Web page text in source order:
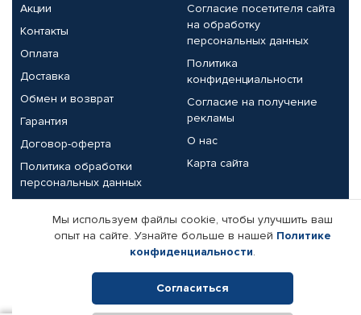
Акции
Контакты
Оплата
Доставка
Обмен и возврат
Гарантия
Договор-оферта
Политика обработки
персональных данных
Согласие посетителя сайта
на обработку
персональных данных
Политика
конфиденциальности
Согласие на получение
рекламы
О нас
Карта сайта
Партнерам
Корпоративным клиентам
Поставщикам
Реквизиты компании
Мы используем файлы cookie, чтобы улучшить ваш
опыт на сайте. Узнайте больше в нашей Политике
конфиденциальности.
Согласиться